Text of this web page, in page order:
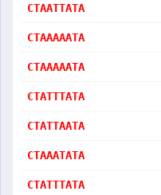
CTAATTATA
CTAAAAATA
CTAAAAATA
CTATTTATA
CTATTAATA
CTAAATATA
CTATTTATA